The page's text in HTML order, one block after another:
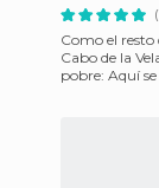
Como el resto
Cabo de la
pobre: Aquí